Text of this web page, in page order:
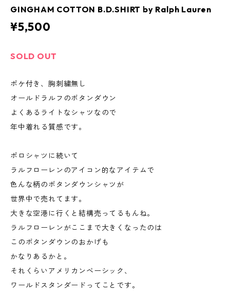
GINGHAM COTTON B.D.SHIRT by Ralph Lauren
¥5,500
SOLD OUT
ポケ付き、胸刺繍無し
オールドラルフのボタンダウン
よくあるライトなシャツなので
年中着れる質感です。
ポロシャツに続いて
ラルフローレンのアイコン的なアイテムで
色んな柄のボタンダウンシャツが
世界中で売れてます。
大きな空港に行くと結構売ってるもんね。
ラルフローレンがここまで大きくなったのは
このボタンダウンのおかげも
かなりあるかと。
それくらいアメリカンベーシック、
ワールドスタンダードってことです。